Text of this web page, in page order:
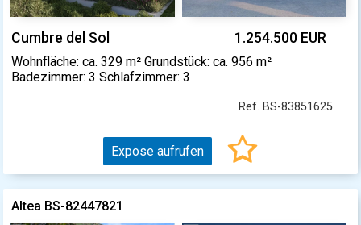
Cumbre del Sol 1.254.500 EUR
Wohnfläche: ca. 329 m² Grundstück: ca. 956 m²
Badezimmer: 3 Schlafzimmer: 3
Ref. BS-83851625
Expose aufrufen
Altea BS-82447821